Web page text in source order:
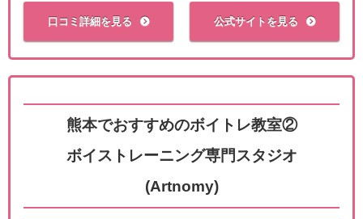
口コミ詳細を見る 公式サイトを見る
熊本でおすすめのボイトレ教室②
ボイストレーニング専門スタジオ
(Artnomy)